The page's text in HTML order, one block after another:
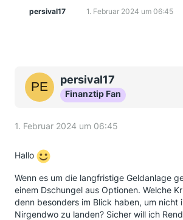
persival17 1. Februar 2024 um 06:45
persival17
Finanztip Fan
1. Februar 2024 um 06:45
Hallo
Wenn es um die langfristige Geldanlage
einem Dschungel aus Optionen. Welche
denn besonders im Blick haben, um nicht
Nirgendwo zu landen? Sicher will ich